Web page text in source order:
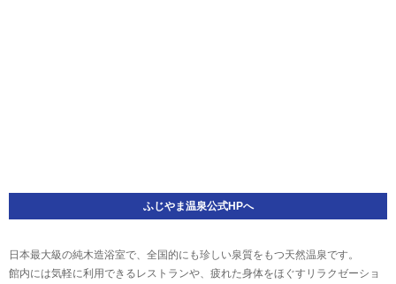
ふじやま温泉公式HPへ
日本最大級の純木造浴室で、全国的にも珍しい泉質をもつ天然温泉です。
館内には気軽に利用できるレストランや、疲れた身体をほぐすリラクゼーショ